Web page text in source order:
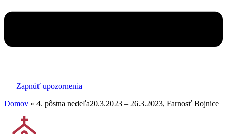
Zapnúť upozornenia
Domov » 4. pôstna nedeľa20.3.2023 – 26.3.2023, Farnosť Bojnice